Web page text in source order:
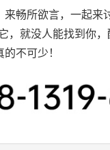
畅所欲言，一起来
，就没人能找到你
不可少！